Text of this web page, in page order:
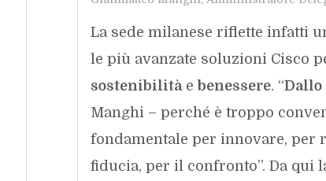
La sede milanese riflette infatti
le più avanzate soluzioni Cisco
sostenibilitàebenessere. “
Manghi – perché è troppo
fondamentale per innovare, per
fiducia, per il confronto”. Da qui